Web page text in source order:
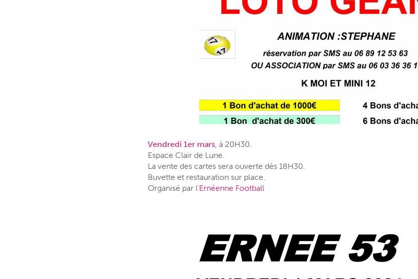
Vendredi 1er mars, à 20H30.
Espace Clair de Lune.
La vente des cartes sera ouverte dès 18H30.
Buvette et restauration sur place.
Organisé par l’Ernéenne Football